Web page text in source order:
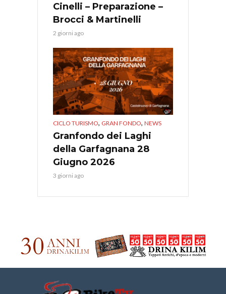
Cinelli – Preparazione –
Brocci & Martinelli
2 giorni ago
CICLO TURISMO, GRAN FONDO, NEWS
Granfondo dei Laghi
della Garfagnana 28
Giugno 2026
3 giorni ago